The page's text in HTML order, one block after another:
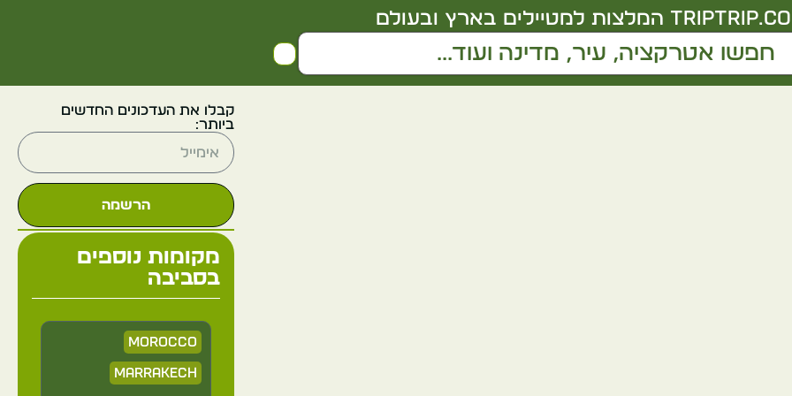
המלצות למטיילים בארץ ובעולם
קבלו את העדכונים החדשים
ביותר:
הרשמה
מקומות נוספים
בסביבה
Morocco
Marrakech